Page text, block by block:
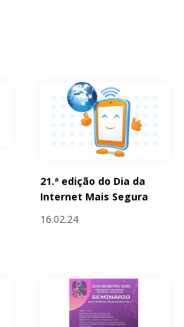
21.ª edição do Dia da
Internet Mais Segura
16.02.24